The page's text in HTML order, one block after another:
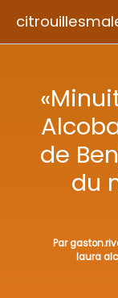
de
du
Par
laura